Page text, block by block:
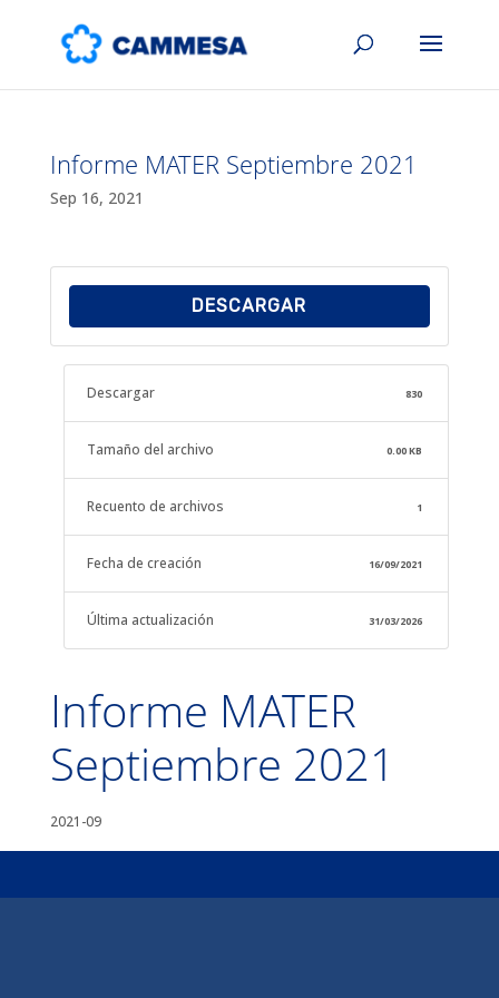
Informe MATER Septiembre 2021
Sep 16, 2021
DESCARGAR
Descargar 830
Tamaño del archivo 0.00 KB
Recuento de archivos 1
Fecha de creación 16/09/2021
Última actualización 31/03/2026
Informe MATER
Septiembre 2021
2021-09